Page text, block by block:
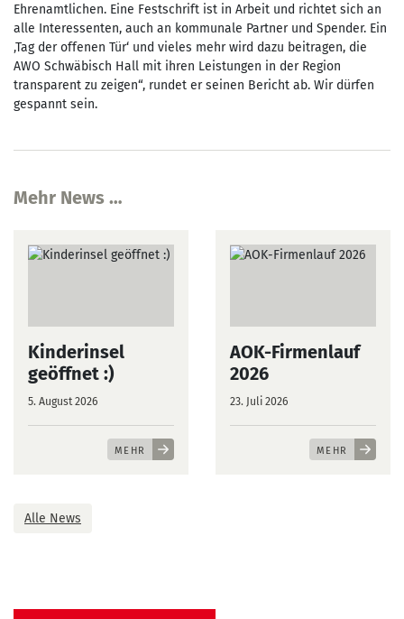
Ehrenamtlichen. Eine Festschrift ist in Arbeit und richtet sich an
alle Interessenten, auch an kommunale Partner und Spender. Ein
‚Tag der offenen Tür‘ und vieles mehr wird dazu beitragen, die
AWO Schwäbisch Hall mit ihren Leistungen in der Region
transparent zu zeigen“, rundet er seinen Bericht ab. Wir dürfen
gespannt sein.
Mehr News …
Kinderinsel
geöffnet :)
5. August 2026
MEHR
AOK-Firmenlauf
2026
23. Juli 2026
MEHR
Alle News